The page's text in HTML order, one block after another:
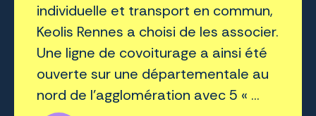
individuelle et transport en commun,
Keolis Rennes a choisi de les associer.
Une ligne de covoiturage a ainsi été
ouverte sur une départementale au
nord de l’agglomération avec 5 « ...